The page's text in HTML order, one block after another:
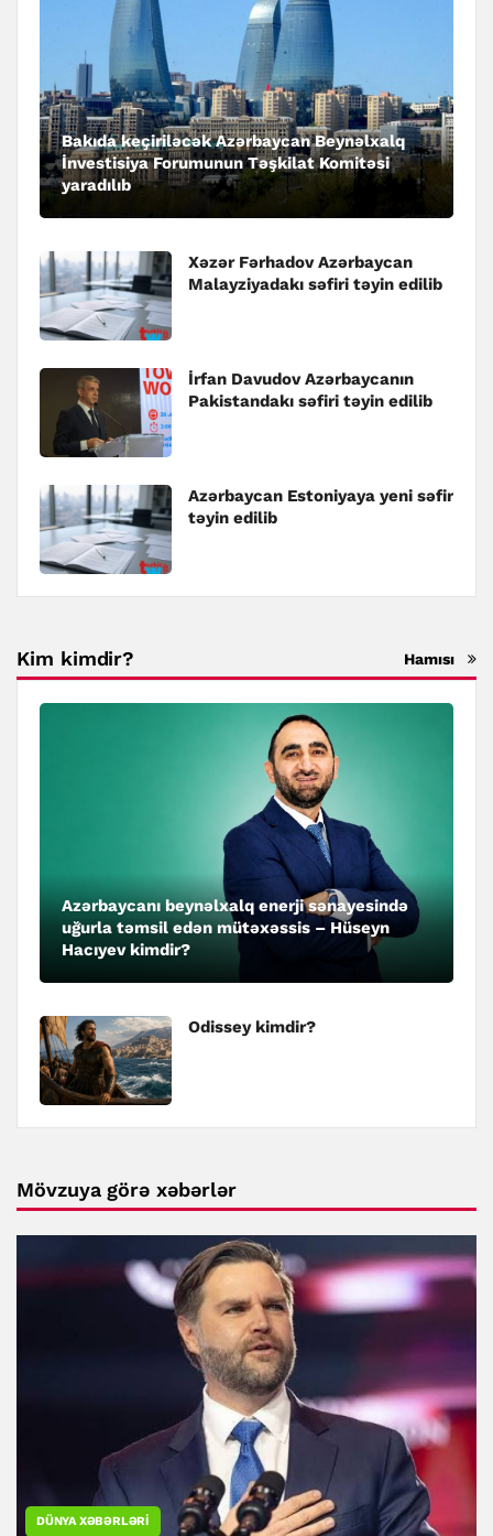
Bakıda keçiriləcək Azərbaycan Beynəlxalq
İnvestisiya Forumunun Təşkilat Komitəsi
yaradılıb
Xəzər Fərhadov Azərbaycan
Malayziyadakı səfiri təyin edilib
İrfan Davudov Azərbaycanın
Pakistandakı səfiri təyin edilib
Azərbaycan Estoniyaya yeni səfir
təyin edilib
Kim kimdir? Hamısı
Azərbaycanı beynəlxalq enerji sənayesində
uğurla təmsil edən mütəxəssis – Hüseyn
Hacıyev kimdir?
Odissey kimdir?
Mövzuya görə xəbərlər
DÜNYA XƏBƏRLƏRI